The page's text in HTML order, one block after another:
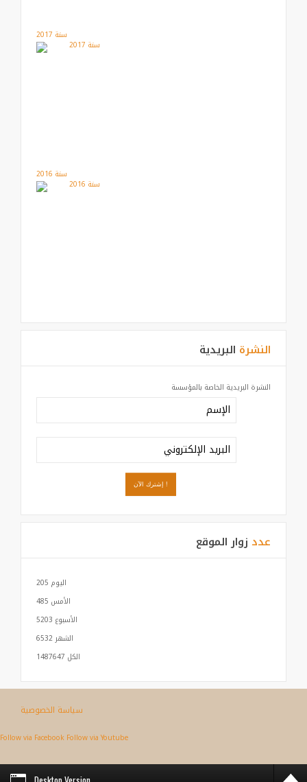
سنة 2017
سنة 2016
النشرة البريدية
النشرة البريدية الخاصة بالمؤسسة
عدد زوار الموقع
اليوم 205
الأمس 485
الأسبوع 5203
الشهر 6532
الكل 1487647
سياسة الخصوصية
Follow via Facebook Follow via Youtube